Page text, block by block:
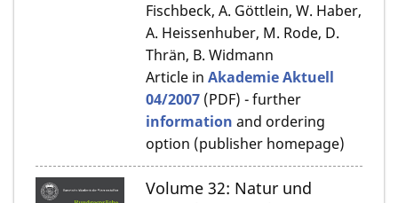
Fischbeck, A. Göttlein, W. Haber,
A. Heissenhuber, M. Rode, D.
Thrän, B. Widmann
Article in Akademie Aktuell
04/2007 (PDF) - further
information and ordering
option (publisher homepage)
Volume 32: Natur und